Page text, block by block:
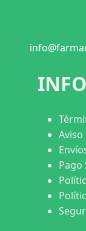
Aviso
Pago